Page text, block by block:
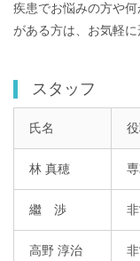
疾患でお悩みの方や
がある方は、お気軽
スタッフ
氏名
林 真穂
繼 渉
高野 淳治